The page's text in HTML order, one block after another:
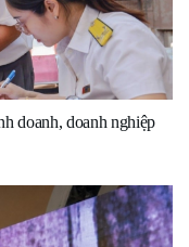
doanh, doanh nghiệp